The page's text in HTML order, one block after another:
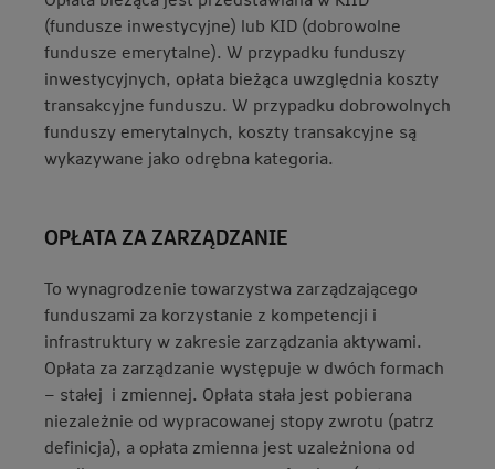
(fundusze inwestycyjne) lub KID (dobrowolne
fundusze emerytalne). W przypadku funduszy
inwestycyjnych, opłata bieżąca uwzględnia koszty
transakcyjne funduszu. W przypadku dobrowolnych
funduszy emerytalnych, koszty transakcyjne są
wykazywane jako odrębna kategoria.
OPŁATA ZA ZARZĄDZANIE
To wynagrodzenie towarzystwa zarządzającego
funduszami za korzystanie z kompetencji i
infrastruktury w zakresie zarządzania aktywami.
Opłata za zarządzanie występuje w dwóch formach
– stałej i zmiennej. Opłata stała jest pobierana
niezależnie od wypracowanej stopy zwrotu (patrz
definicja), a opłata zmienna jest uzależniona od